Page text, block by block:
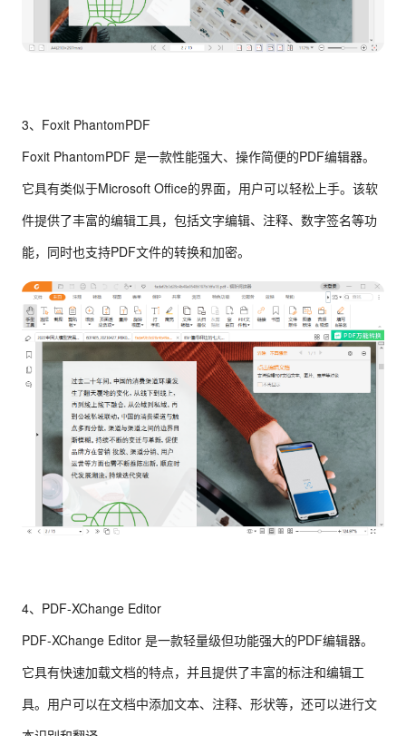
3、Foxit PhantomPDF
Foxit PhantomPDF 是一款性能强大、操作简便的PDF编辑器。
它具有类似于Microsoft Office的界面，用户可以轻松上手。该软
件提供了丰富的编辑工具，包括文字编辑、注释、数字签名等功
能，同时也支持PDF文件的转换和加密。
4、PDF-XChange Editor
PDF-XChange Editor 是一款轻量级但功能强大的PDF编辑器。
它具有快速加载文档的特点，并且提供了丰富的标注和编辑工
具。用户可以在文档中添加文本、注释、形状等，还可以进行文